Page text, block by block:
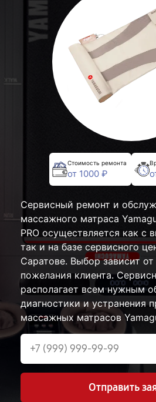
Стоимость ремонта
от 1000 ₽
Сервисный ремонт и
массажного матраса
PRO осуществляется как с
так и на базе сервисного
Саратове. Выбор зависит
пожелания клиента.
располагает всем нужным
диагностики и устранения
массажных матрасов
Отправить